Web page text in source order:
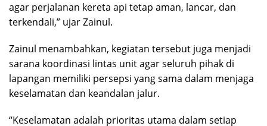
agar perjalanan kereta api tetap aman, lancar, dan
terkendali,” ujar Zainul.
Zainul menambahkan, kegiatan tersebut juga menjadi
sarana koordinasi lintas unit agar seluruh pihak di
lapangan memiliki persepsi yang sama dalam menjaga
keselamatan dan keandalan jalur.
“Keselamatan adalah prioritas utama dalam setiap